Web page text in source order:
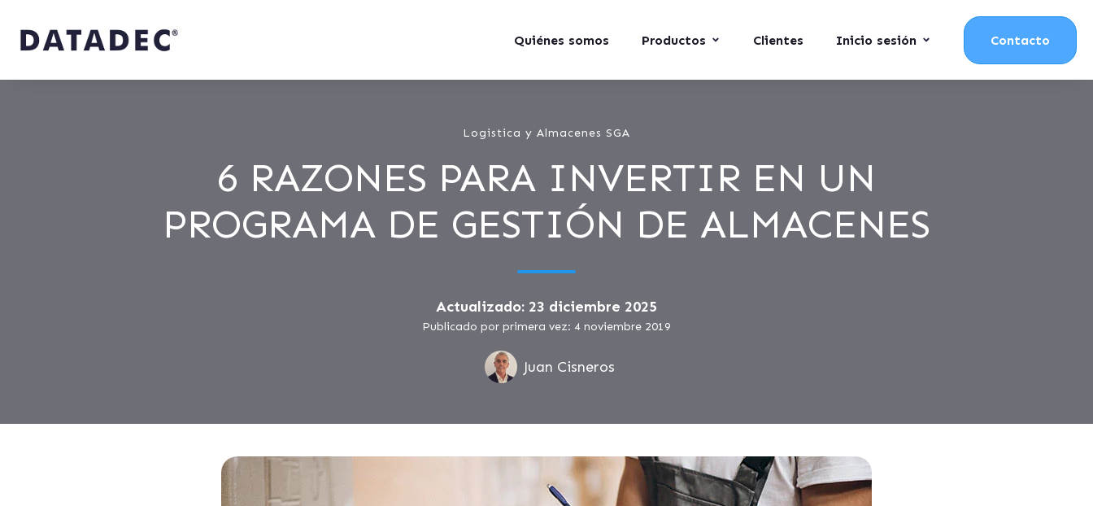
Quiénes somos Productos Clientes Inicio sesión Contacto
Logistica y Almacenes SGA
6 RAZONES PARA INVERTIR EN UN
PROGRAMA DE GESTIÓN DE ALMACENES
Actualizado: 23 diciembre 2025
Publicado por primera vez: 4 noviembre 2019
Juan Cisneros